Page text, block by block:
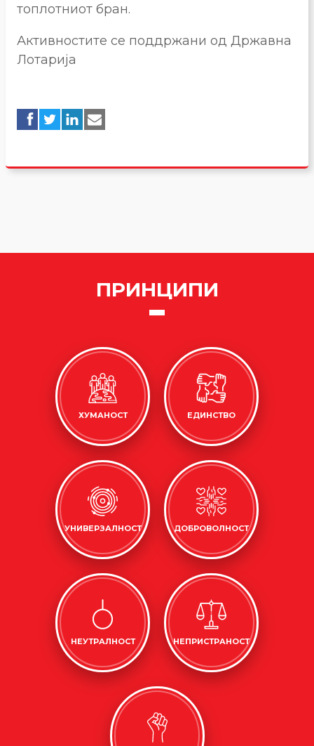
топлотниот бран.
Активностите се поддржани од Државна
Лотарија
ПРИНЦИПИ
ХУМАНОСТ ЕДИНСТВО
УНИВЕРЗАЛНОСТ ДОБРОВОЛНОСТ
НЕУТРАЛНОСТ НЕПРИСТРАНОСТ